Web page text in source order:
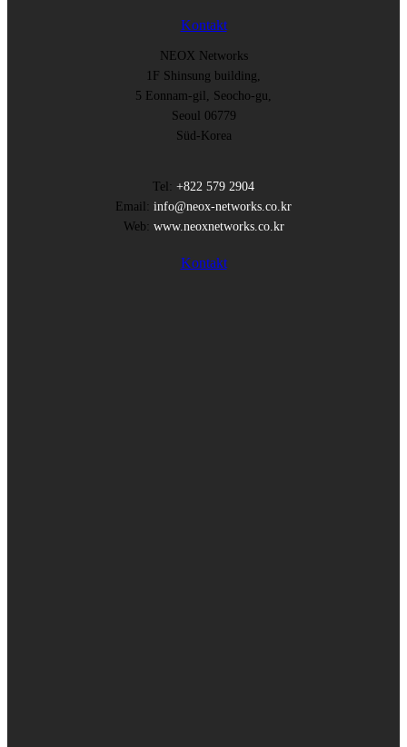
Kontakt
NEOX Networks
1F Shinsung building,
5 Eonnam-gil, Seocho-gu,
Seoul 06779
Süd-Korea
Tel: +822 579 2904
Email: info@neox-networks.co.kr
Web: www.neoxnetworks.co.kr
Kontakt